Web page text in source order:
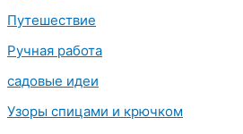
Путешествие
Ручная работа
садовые идеи
Узоры спицами и крючком